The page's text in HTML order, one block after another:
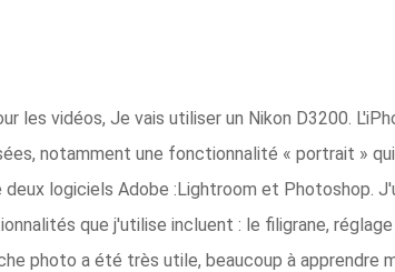
les vidéos, Je vais utiliser un Nikon D3200.
notamment une fonctionnalité « portrait »
logiciels Adobe :Lightroom et Photoshop.
que j'utilise incluent : le filigrane,
photo a été très utile, beaucoup à apprendre